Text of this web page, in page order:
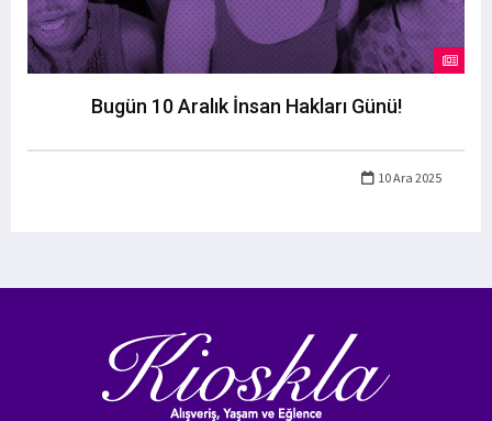
Bugün 10 Aralık İnsan Hakları Günü!
10 Ara 2025